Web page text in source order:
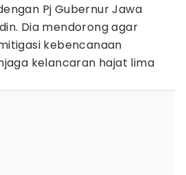
Pj Gubernur Jawa
Dia mendorong agar
kebencanaan
kelancaran hajat lima